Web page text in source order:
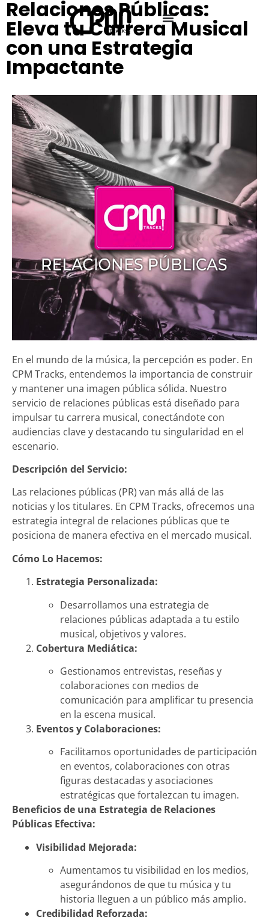
Relaciones Públicas:
Eleva tu Carrera Musical
con una Estrategia
Impactante
En el mundo de la música, la percepción es poder. En
CPM Tracks, entendemos la importancia de construir
y mantener una imagen pública sólida. Nuestro
servicio de relaciones públicas está diseñado para
impulsar tu carrera musical, conectándote con
audiencias clave y destacando tu singularidad en el
escenario.
Descripción del Servicio:
Las relaciones públicas (PR) van más allá de las
noticias y los titulares. En CPM Tracks, ofrecemos una
estrategia integral de relaciones públicas que te
posiciona de manera efectiva en el mercado musical.
Cómo Lo Hacemos:
Estrategia Personalizada:
Desarrollamos una estrategia de
relaciones públicas adaptada a tu estilo
musical, objetivos y valores.
Cobertura Mediática:
Gestionamos entrevistas, reseñas y
colaboraciones con medios de
comunicación para amplificar tu presencia
en la escena musical.
Eventos y Colaboraciones:
Facilitamos oportunidades de participación
en eventos, colaboraciones con otras
figuras destacadas y asociaciones
estratégicas que fortalezcan tu imagen.
Beneficios de una Estrategia de Relaciones
Públicas Efectiva:
Visibilidad Mejorada:
Aumentamos tu visibilidad en los medios,
asegurándonos de que tu música y tu
historia lleguen a un público más amplio.
Credibilidad Reforzada: